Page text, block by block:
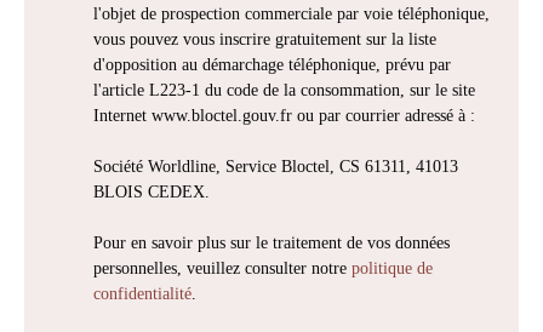
l'objet de prospection commerciale par voie téléphonique,
vous pouvez vous inscrire gratuitement sur la liste
d'opposition au démarchage téléphonique, prévu par
l'article L223-1 du code de la consommation, sur le site
Internet www.bloctel.gouv.fr ou par courrier adressé à :
Société Worldline, Service Bloctel, CS 61311, 41013
BLOIS CEDEX.
Pour en savoir plus sur le traitement de vos données
personnelles, veuillez consulter notre politique de
confidentialité